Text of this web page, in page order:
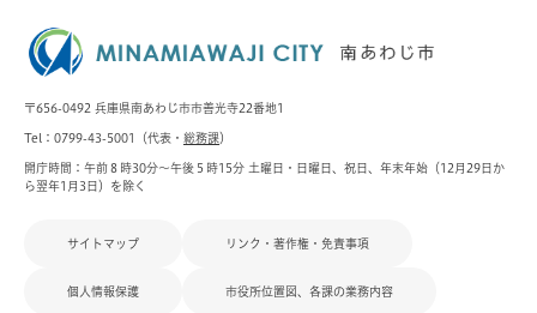
〒656-0492 兵庫県南あわじ市市善光寺22番地1
Tel：0799-43-5001（代表・ 総務課）
開庁時間：午前８時30分～午後５時15分 土曜日・日曜日、祝日、年末年始（12月29日か
ら翌年1月3日）を除く
サイトマップ リンク・著作権・免責事項
個人情報保護 市役所位置図、各課の業務内容